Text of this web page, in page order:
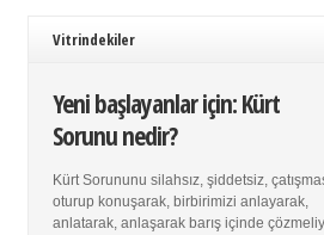
Vitrindekiler
Yeni başlayanlar için: Kürt
Sorunu nedir?
Kürt Sorununu silahsız, şiddetsiz,
oturup konuşarak, birbirimizi anlayarak,
anlatarak, anlaşarak barış içinde